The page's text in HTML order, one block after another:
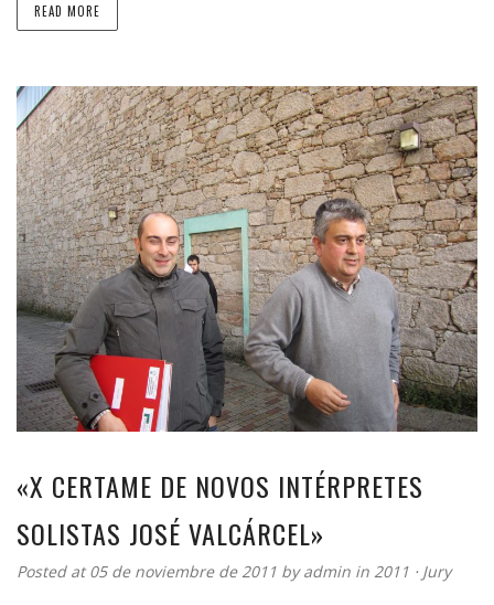
READ MORE
«X CERTAME DE NOVOS INTÉRPRETES
SOLISTAS JOSÉ VALCÁRCEL»
Posted at 05 de noviembre de 2011 byadmin in 2011 ⋅ Jury